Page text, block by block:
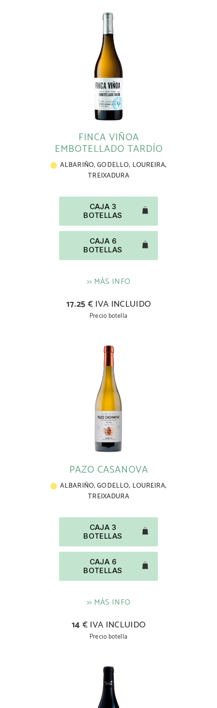
FINCA VIÑOA
EMBOTELLADO TARDÍO
ALBARIÑO,GODELLO, LOUREIRA,
TREIXADURA
CAJA 3
BOTELLAS
CAJA 6
BOTELLAS
>> MÁS INFO
17.25€ IVA INCLUIDO
Precio botella
PAZO CASANOVA
ALBARIÑO,GODELLO, LOUREIRA,
TREIXADURA
CAJA 3
BOTELLAS
CAJA 6
BOTELLAS
>> MÁS INFO
14€ IVA INCLUIDO
Precio botella